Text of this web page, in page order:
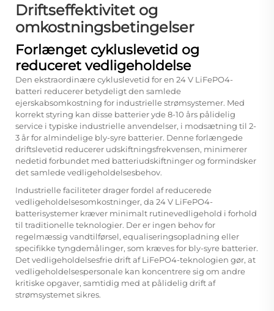
Driftseffektivitet og
omkostningsbetingelser
Forlænget cykluslevetid og
reduceret vedligeholdelse
Den ekstraordinære cykluslevetid for en 24 V LiFePO4-
batteri reducerer betydeligt den samlede
ejerskabsomkostning for industrielle strømsystemer. Med
korrekt styring kan disse batterier yde 8-10 års pålidelig
service i typiske industrielle anvendelser, i modsætning til 2-
3 år for almindelige bly-syre batterier. Denne forlængede
driftslevetid reducerer udskiftningsfrekvensen, minimerer
nedetid forbundet med batteriudskiftninger og formindsker
det samlede vedligeholdelsesbehov.
Industrielle faciliteter drager fordel af reducerede
vedligeholdelsesomkostninger, da 24 V LiFePO4-
batterisystemer kræver minimalt rutinevedligehold i forhold
til traditionelle teknologier. Der er ingen behov for
regelmæssig vandtilførsel, equaliseringsopladning eller
specifikke tyngdemålinger, som kræves for bly-syre batterier.
Det vedligeholdelsesfrie drift af LiFePO4-teknologien gør, at
vedligeholdelsespersonale kan koncentrere sig om andre
kritiske opgaver, samtidig med at pålidelig drift af
strømsystemet sikres.